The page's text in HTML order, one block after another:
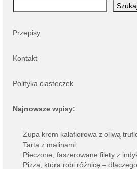
Przepisy
Kontakt
Polityka ciasteczek
Najnowsze wpisy:
Zupa krem kalafiorowa z oliwą
Tarta z malinami
Pieczone, faszerowane filety z
Pizza, która robi różnicę –